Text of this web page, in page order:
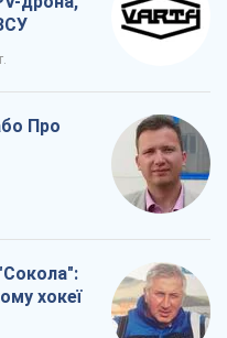
Про
хокеї